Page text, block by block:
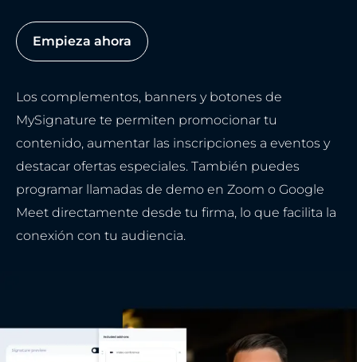
Empieza ahora
Los complementos, banners y botones de
MySignature te permiten promocionar tu
contenido, aumentar las inscripciones a eventos y
destacar ofertas especiales. También puedes
programar llamadas de demo en Zoom o Google
Meet directamente desde tu firma, lo que facilita la
conexión con tu audiencia.